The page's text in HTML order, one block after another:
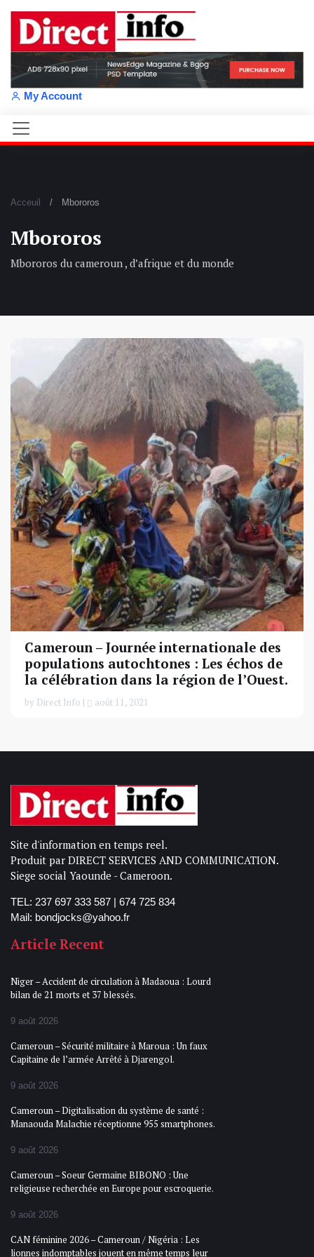
My Account
Acceuil Mbororos
Mbororos
Mbororos du cameroun , d’afrique et du monde
Cameroun – Journée internationale des
populations autochtones : Les échos de
la célébration dans la région de l’Ouest.
by Direct Info | août 11, 2021
Site d'information en temps reel.
Produit par DIRECT SERVICES AND COMMUNICATION.
Siege social Yaounde - Cameroon.
TEL: 237 697 333 587 | 674 725 834
Mail: bondjocks@yahoo.fr
Article Recent
Niger – Accident de circulation à Madaoua : Lourd
bilan de 21 morts et 37 blessés.
9 août 2026
Cameroun – Sécurité militaire à Maroua : Un faux
Capitaine de l’armée Arrêté à Djarengol.
9 août 2026
Cameroun – Digitalisation du système de santé :
Manaouda Malachie réceptionne 955 smartphones.
9 août 2026
Cameroun – Soeur Germaine BIBONO : Une
religieuse recherchée en Europe pour escroquerie.
9 août 2026
CAN féminine 2026 – Cameroun / Nigéria : Les
lionnes indomptables jouent en même temps leur